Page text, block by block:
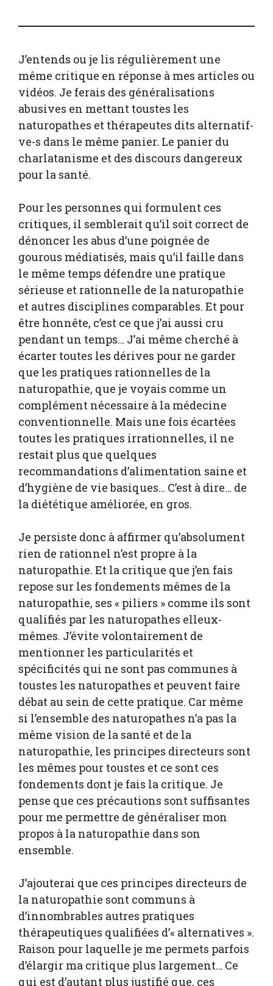
J’entends ou je lis régulièrement une
même critique en réponse à mes articles ou
vidéos. Je ferais des généralisations
abusives en mettant toustes les
naturopathes et thérapeutes dits alternatif-
ve-s dans le même panier. Le panier du
charlatanisme et des discours dangereux
pour la santé.
Pour les personnes qui formulent ces
critiques, il semblerait qu’il soit correct de
dénoncer les abus d’une poignée de
gourous médiatisés, mais qu’il faille dans
le même temps défendre une pratique
sérieuse et rationnelle de la naturopathie
et autres disciplines comparables. Et pour
être honnête, c’est ce que j’ai aussi cru
pendant un temps… J’ai même cherché à
écarter toutes les dérives pour ne garder
que les pratiques rationnelles de la
naturopathie, que je voyais comme un
complément nécessaire à la médecine
conventionnelle. Mais une fois écartées
toutes les pratiques irrationnelles, il ne
restait plus que quelques
recommandations d’alimentation saine et
d’hygiène de vie basiques… C’est à dire… de
la diététique améliorée, en gros.
Je persiste donc à affirmer qu’absolument
rien de rationnel n’est propre à la
naturopathie. Et la critique que j’en fais
repose sur les fondements mêmes de la
naturopathie, ses « piliers » comme ils sont
qualifiés par les naturopathes elleux-
mêmes. J’évite volontairement de
mentionner les particularités et
spécificités qui ne sont pas communes à
toustes les naturopathes et peuvent faire
débat au sein de cette pratique. Car même
si l’ensemble des naturopathes n’a pas la
même vision de la santé et de la
naturopathie, les principes directeurs sont
les mêmes pour toustes et ce sont ces
fondements dont je fais la critique. Je
pense que ces précautions sont suffisantes
pour me permettre de généraliser mon
propos à la naturopathie dans son
ensemble.
J’ajouterai que ces principes directeurs de
la naturopathie sont communs à
d’innombrables autres pratiques
thérapeutiques qualifiées d’« alternatives ».
Raison pour laquelle je me permets parfois
d’élargir ma critique plus largement… Ce
qui est d’autant plus justifié que, ces